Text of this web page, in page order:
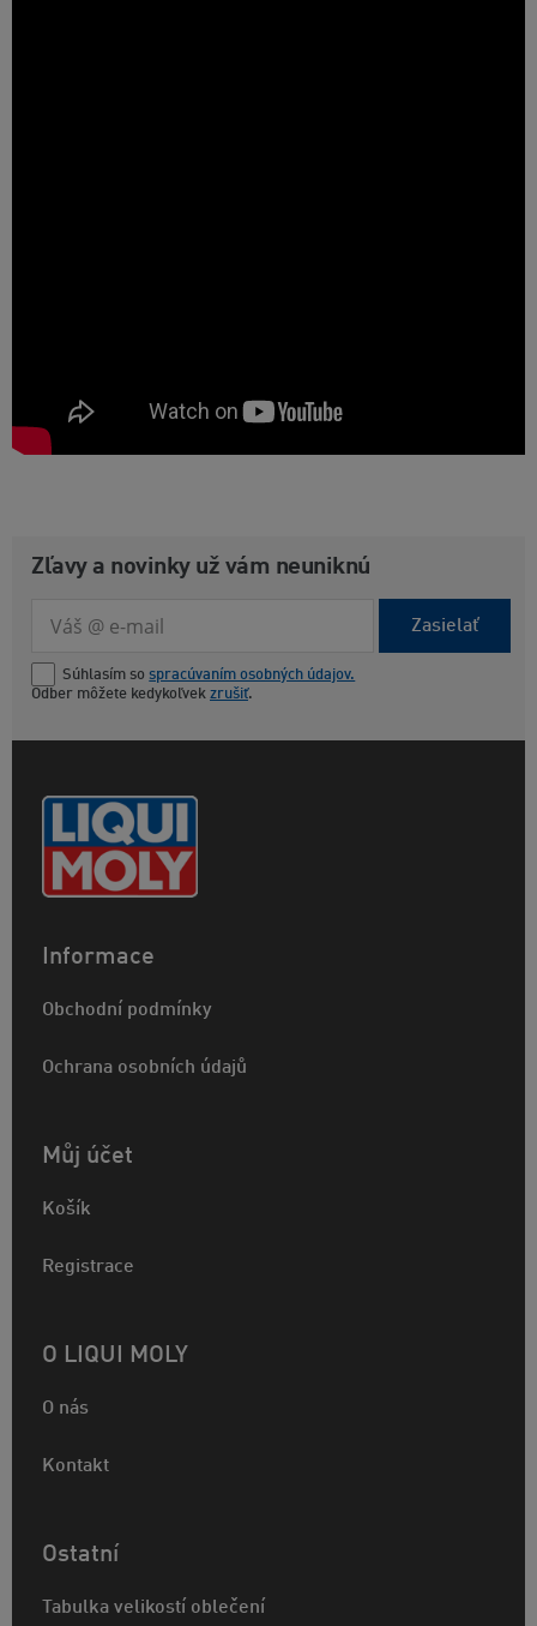
Zľavy a novinky už vám neuniknú
Zasielať
Súhlasím so spracúvaním osobných údajov.
Odber môžete kedykoľvek zrušiť.
Informace
Obchodní podmínky
Ochrana osobních údajů
Můj účet
Košík
Registrace
O LIQUI MOLY
O nás
Kontakt
Ostatní
Tabulka velikostí oblečení